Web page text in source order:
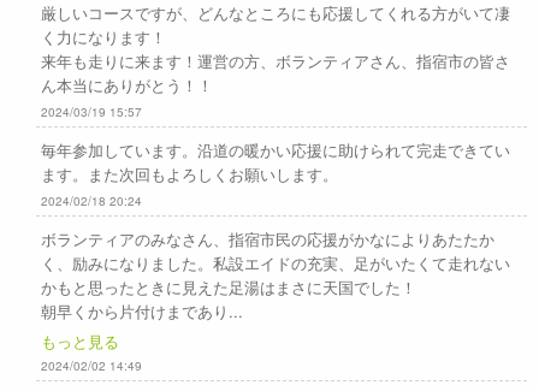
厳しいコースですが、どんなところにも応援してくれる方がいて凄
く力になります！
来年も走りに来ます！運営の方、ボランティアさん、指宿市の皆さ
ん本当にありがとう！！
2024/03/19 15:57
毎年参加しています。沿道の暖かい応援に助けられて完走できてい
ます。また次回もよろしくお願いします。
2024/02/18 20:24
ボランティアのみなさん、指宿市民の応援がかなによりあたたか
く、励みになりました。私設エイドの充実、足がいたくて走れない
かもと思ったときに見えた足湯はまさに天国でした！
朝早くから片付けまであり...
もっと見る
2024/02/02 14:49